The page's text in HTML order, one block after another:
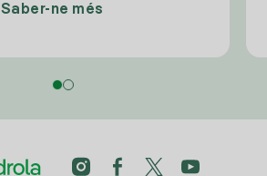
Saber-ne més